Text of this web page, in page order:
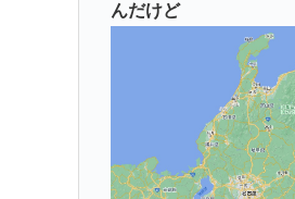
Powered by livedoor 相互RSS
んだけど